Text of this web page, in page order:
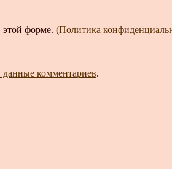
форме. (Политика
комментариев.